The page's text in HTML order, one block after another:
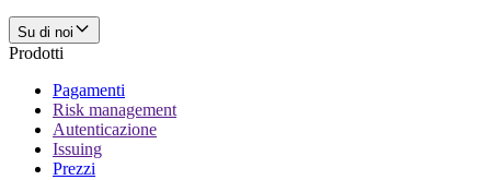
Su di noi
Prodotti
Pagamenti
Risk management
Autenticazione
Issuing
Prezzi